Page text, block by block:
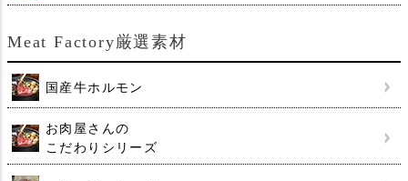
Meat Factory厳選素材
国産牛ホルモン
お肉屋さんの
こだわりシリーズ